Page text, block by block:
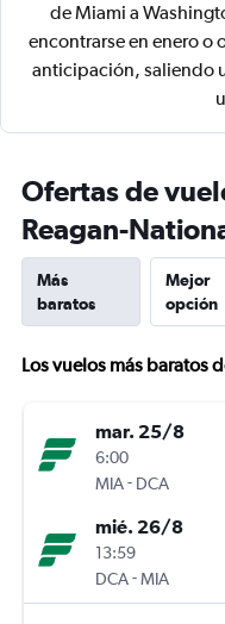
de Miami a
encontrarse en enero o
anticipación, saliendo
Ofertas de
Reagan-
Más
baratos
Mejor
opción
Los vuelos más baratos
mar. 25/8
6:00
MIA- DCA
mié. 26/8
13:59
DCA-MIA